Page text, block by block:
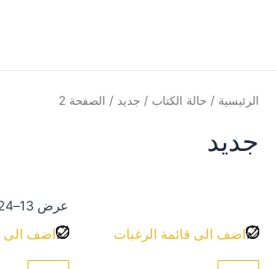
الرئيسية / حالة الكتاب / جديد / الصفحة 2
جديد
عرض 13–24 من أصل 26 نتيجة
اضف الى قائمة الرغبات
اضف الى